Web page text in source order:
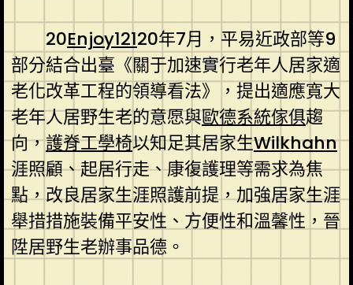
20Enjoy12120年7月，平易近政部等9
部分結合出臺《關于加速實行老年人居家適
老化改革工程的領導看法》，提出適應寬大
老年人居野生老的意愿與歐德系統傢俱趨
向，護脊工學椅以知足其居家生Wilkhahn
涯照顧、起居行走、康復護理等需求為焦
點，改良居家生涯照護前提，加強居家生涯
舉措措施裝備平安性、方便性和溫馨性，晉
陞居野生老辦事品德。